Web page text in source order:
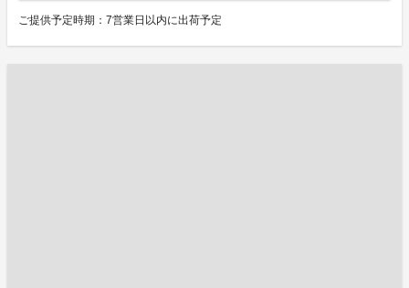
ご提供予定時期：7営業日以内に出荷予定